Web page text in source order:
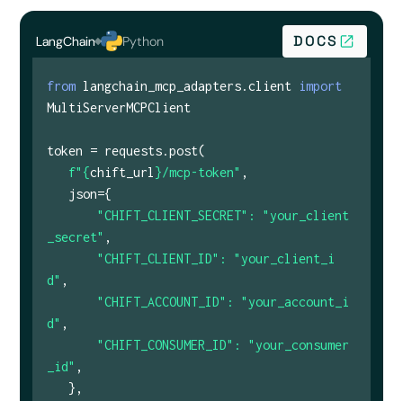
LangChain Python DOCS
from langchain_mcp_adapters.client import
MultiServerMCPClient
token = requests.post(
f"{chift_url }/mcp-token" ,
json={
"CHIFT_CLIENT_SECRET": "your_client
_secret" ,
"CHIFT_CLIENT_ID": "your_client_i
d" ,
"CHIFT_ACCOUNT_ID": "your_account_i
d" ,
"CHIFT_CONSUMER_ID": "your_consumer
_id" ,
},